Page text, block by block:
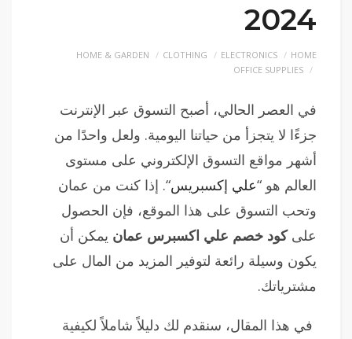
2024
HOME
ELECTRONICS
CLOTHING
HOME & GARDEN
OFFICE SUPPLIES
في العصر الحالي، أصبح التسوق عبر الإنترنت
جزءًا لا يتجزأ من حياتنا اليومية. ولعل واحدًا من
أشهر مواقع التسوق الإلكتروني على مستوى
العالم هو “علي إكسبريس “. إذا كنت من عمان
وتحب التسوق على هذا الموقع، فإن الحصول
على كود خصم علي اكسبرس عمانيمكن أن
يكون وسيلة رائعة لتوفير المزيد من المال على
مشترياتك.
في هذا المقال، سنقدم لك دليلاً شاملاً لكيفية